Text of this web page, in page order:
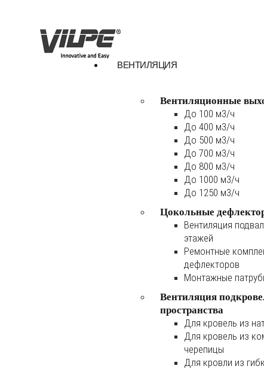
ВЕНТИЛЯЦИЯ
Вентиляционные
До 100 м3/ч
До 400 м3/ч
До 500 м3/ч
До 700 м3/ч
До 800 м3/ч
До 1000 м3/ч
До 1250 м3/ч
Цокольные
Вентиляция
этажей
Ремонтные
дефлекторов
Монтажные
Вентиляция
пространства
Для кровель из
Для кровель из
черепицы
Для кровли из